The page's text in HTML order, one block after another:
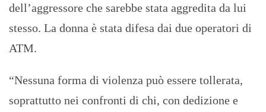
dell’aggressore che sarebbe stata aggredita da lui
stesso. La donna è stata difesa dai due operatori di
ATM.
“Nessuna forma di violenza può essere tollerata,
soprattutto nei confronti di chi, con dedizione e